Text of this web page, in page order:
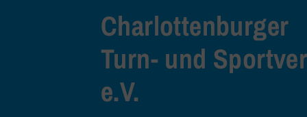
Charlottenburger
Turn- und
e.V.